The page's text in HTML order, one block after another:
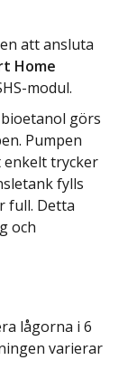
att ansluta
Home
modul.
görs
Pumpen
trycker
fylls
full. Detta
och
lågorna i 6
varierar